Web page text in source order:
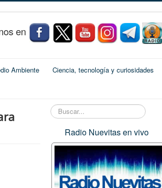
en
Ambiente
Ciencia, tecnología y curiosidades
Buscar...
Radio Nuevitas en vivo